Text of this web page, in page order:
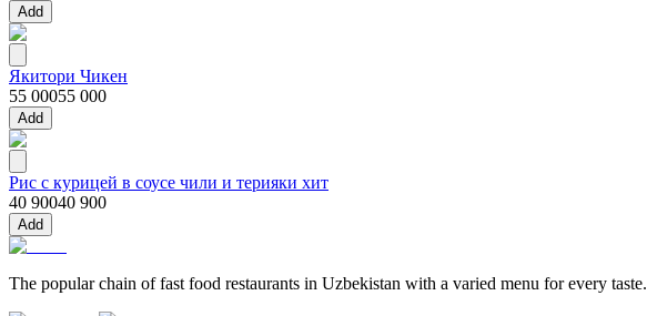
Add
Якитори Чикен
55 00055 000
Add
Рис с курицей в соусе чили и терияки хит
40 90040 900
Add
The popular chain of fast food restaurants in Uzbekistan with a varied menu for every taste.